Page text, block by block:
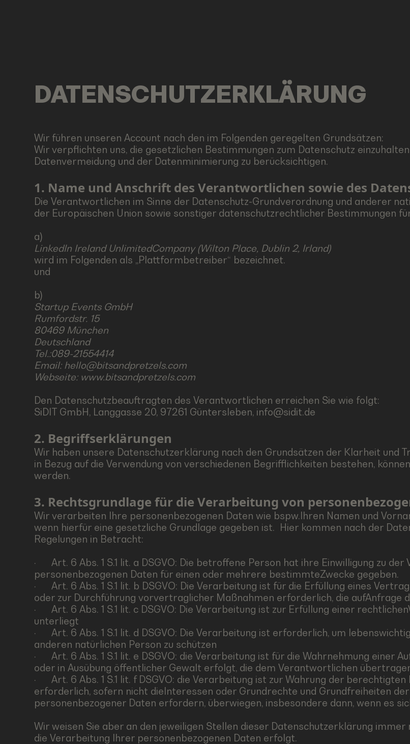
DATENSCHUTZERKLÄRUNG
Wir führen unseren Account nach den im Folgenden geregelten Grundsätzen:
Wir verpflichten uns, die gesetzlichen Bestimmungen zum Datenschutz
Datenvermeidung und der Datenminimierung zu berücksichtigen.
1. Name und Anschrift des Verantwortlichen sowie des
Die Verantwortlichen im Sinne der Datenschutz-Grundverordnung und anderer
der Europäischen Union sowie sonstiger datenschutzrechtlicher Bestimmungen
a)
LinkedIn Ireland UnlimitedCompany (Wilton Place, Dublin 2, Irland)
wird im Folgenden als „Plattformbetreiber“ bezeichnet.
und
b)
Startup Events GmbH
Rumfordstr. 15
80469 München
Deutschland
Tel.:089-21554414
Email: hello@bitsandpretzels.com
Webseite: www.bitsandpretzels.com
Den Datenschutzbeauftragten des Verantwortlichen erreichen Sie wie folgt:
SiDIT GmbH, Langgasse 20, 97261 Güntersleben, info@sidit.de
2. Begriffserklärungen
Wir haben unsere Datenschutzerklärung nach den Grundsätzen der Klarheit und
in Bezug auf die Verwendung von verschiedenen Begrifflichkeiten bestehen,
werden.
3. Rechtsgrundlage für die Verarbeitung von
Wir verarbeiten Ihre personenbezogenen Daten wie bspw.Ihren Namen und
wenn hierfür eine gesetzliche Grundlage gegeben ist. Hier kommen nach der
Regelungen in Betracht:
· Art. 6 Abs. 1 S.1 lit. a DSGVO: Die betroffene Person hat ihre Einwilligung zu
personenbezogenen Daten für einen oder mehrere bestimmteZwecke gegeben.
· Art. 6 Abs. 1 S.1 lit. b DSGVO: Die Verarbeitung ist für die Erfüllung eines
oder zur Durchführung vorvertraglicher Maßnahmen erforderlich, die aufAnfrage
· Art. 6 Abs. 1 S.1 lit. c DSGVO: Die Verarbeitung ist zur Erfüllung einer
unterliegt
· Art. 6 Abs. 1 S.1 lit. d DSGVO: Die Verarbeitung ist erforderlich, um
anderen natürlichen Person zu schützen
· Art. 6 Abs. 1 S.1 lit. e DSGVO: die Verarbeitung ist für die Wahrnehmung einer
oder in Ausübung öffentlicher Gewalt erfolgt, die dem Verantwortlichen
· Art. 6 Abs. 1 S.1 lit. f DSGVO: die Verarbeitung ist zur Wahrung der
erforderlich, sofern nicht dieInteressen oder Grundrechte und Grundfreiheiten
personenbezogener Daten erfordern, überwiegen, insbesondere dann, wenn es
Wir weisen Sie aber an den jeweiligen Stellen dieser Datenschutzerklärung
die Verarbeitung Ihrer personenbezogenen Daten erfolgt.